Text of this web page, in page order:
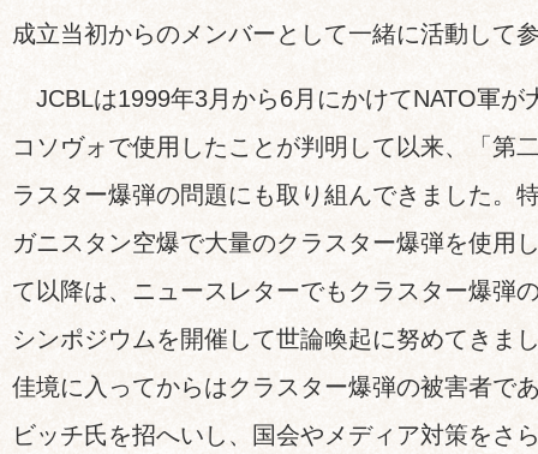
成立当初からのメンバーとして一緒に活動して
JCBLは1999年3月から6月にかけてNATO軍が
コソヴォで使用したことが判明して以来、「第
ラスター爆弾の問題にも取り組んできました。
ガニスタン空爆で大量のクラスター爆弾を使用
て以降は、ニュースレターでもクラスター爆弾
シンポジウムを開催して世論喚起に努めてきま
佳境に入ってからはクラスター爆弾の被害者で
ビッチ氏を招へいし、国会やメディア対策をさ